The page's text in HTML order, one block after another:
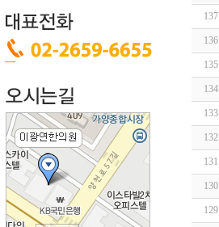
137
136
135
134
133
132
131
130
129